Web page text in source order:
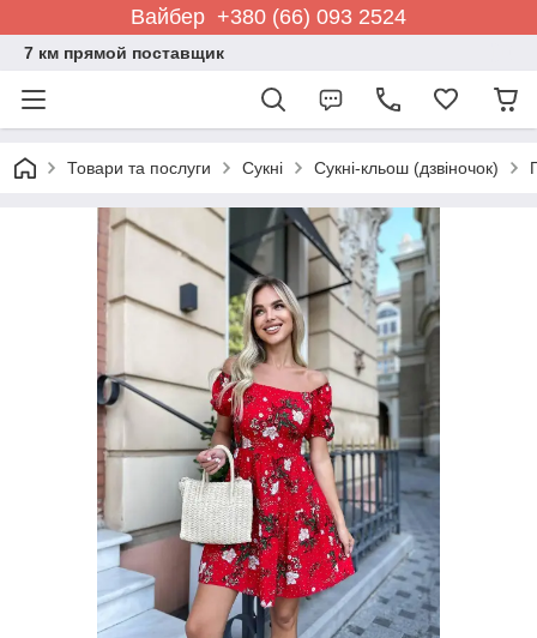
Вайбер +380 (66) 093 2524
7 км прямой поставщик
Товари та послуги Сукні Сукні-кльош (дзвіночок)